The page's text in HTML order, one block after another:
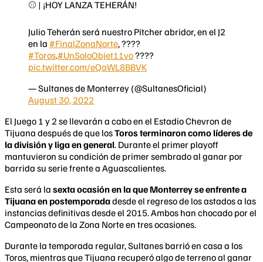
⚾ | ¡HOY LANZA TEHERÁN!
Julio Teherán será nuestro Pitcher abridor, en el J2
en la #FinalZonaNorte, ????
#Toros.#UnSoloObjet11vo????
pic.twitter.com/eQaWL8BBVK
— Sultanes de Monterrey (@SultanesOficial)
August 30, 2022
El Juego 1 y 2 se llevarán a cabo en el Estadio Chevron de
Tijuana después de que losToros terminaron como líderes de
la división y liga en general. Durante el primer playoff
mantuvieron su condición de primer sembrado al ganar por
barrida su serie frente a Aguascalientes.
Esta será la sexta ocasión en la que Monterrey se enfrente a
Tijuana en postemporadadesde el regreso de los astados a las
instancias definitivas desde el 2015. Ambos han chocado por el
Campeonato de la Zona Norte en tres ocasiones.
Durante la temporada regular, Sultanes barrió en casa a los
Toros, mientras que Tijuana recuperó algo de terreno al ganar